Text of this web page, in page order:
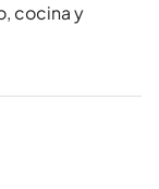
cocina y